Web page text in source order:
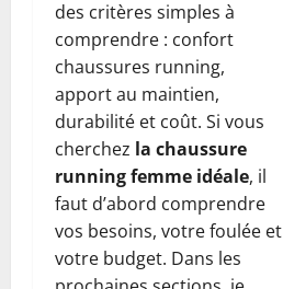
des critères simples à
comprendre : confort
chaussures running,
apport au maintien,
durabilité et coût. Si vous
cherchez la chaussure
running femme idéale, il
faut d’abord comprendre
vos besoins, votre foulée et
votre budget. Dans les